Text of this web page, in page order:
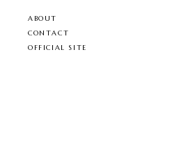
ABOUT
CONTACT
OFFICIAL SITE